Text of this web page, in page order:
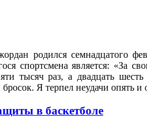
родился семнадцатого
спортсмена является: «За
тысяч раз, а двадцать
Я терпел неудачи опять
в баскетболе